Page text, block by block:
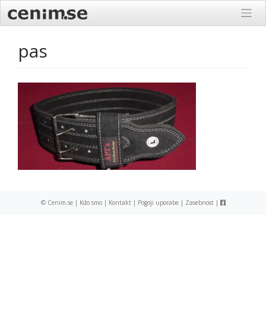
content
pas
© Cenim.se | Kdo smo| Kontakt| Pogoji uporabe| Zasebnost|